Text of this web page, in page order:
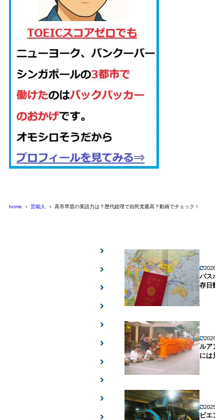
home 芸能人 高市早苗の英語力は？歴代総理で自民党最高？動画でチェック！
2026年
パスポ
存日数
2026年
ルアン
には見
2025年
ビエン